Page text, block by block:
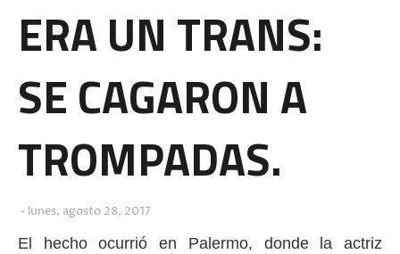
ERA UN TRANS:
SE CAGARON A
TROMPADAS.
lunes, agosto 28, 2017
El hecho ocurrió en Palermo, donde la actriz